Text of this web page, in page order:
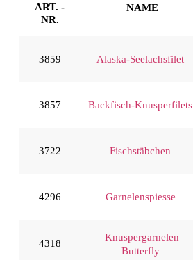
ART. -
NR.
NAME
3859 Alaska-Seelachsfilet
3857 Backfisch-Knusperfilets
3722 Fischstäbchen
4296 Garnelenspiesse
4318
Knuspergarnelen
Butterfly